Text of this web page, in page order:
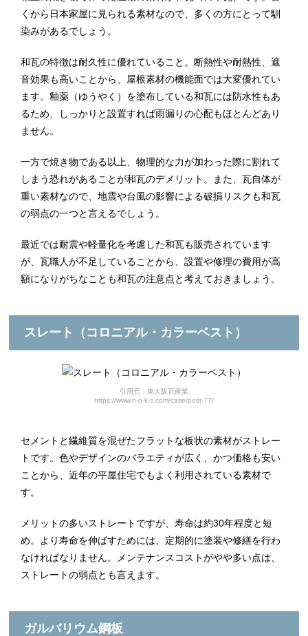
くから日本家屋に見られる素材なので、多くの方にとって馴
染みがあるでしょう。
和瓦の特徴は耐久性に優れていること。断熱性や耐熱性、遮
音効果も高いことから、屋根素材の機能面では大変優れてい
ます。釉薬（ゆうやく）を塗布している和瓦には防水性もあ
るため、しっかりと設置すれば雨漏りの心配もほとんどあり
ません。
一方で焼き物である以上、物理的な力が加わった際に割れて
しまう恐れがあることが和瓦のデメリット。また、瓦自体が
重い素材なので、地震や台風の影響による破損リスクも和瓦
の弱点の一つと言えるでしょう。
最近では耐震や軽量化を考慮した和瓦も販売されています
が、瓦職人が不足していることから、設置や修理の費用が高
額になりがちなことも和瓦の注意点と考えておきましょう。
スレート（コロニアル・カラーベスト）
引用元：東大阪瓦産業
https://www.h-o-k-s.com/case/post-77/
セメントと繊維質を混ぜたフラットな板状の素材がストレー
トです。色やデザインのバラエティが広く、かつ価格も安い
ことから、近年の平屋住宅でもよく利用されている素材で
す。
メリットの多いストレートですが、寿命は約30年程度と短
め。より寿命を伸ばすためには、定期的に塗装や修繕を行わ
なければなりません。メンテナンスコストがやや多い点は、
ストレートの弱点とも言えます。
ガルバリウム鋼板